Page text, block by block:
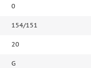
0
154/151
20
G